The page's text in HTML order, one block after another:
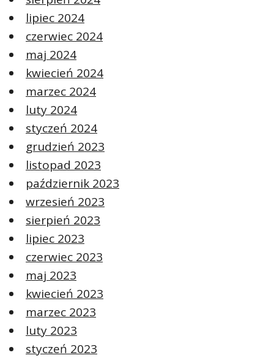
lipiec 2024
czerwiec 2024
maj 2024
kwiecień 2024
marzec 2024
luty 2024
styczeń 2024
grudzień 2023
listopad 2023
październik 2023
wrzesień 2023
sierpień 2023
lipiec 2023
czerwiec 2023
maj 2023
kwiecień 2023
marzec 2023
luty 2023
styczeń 2023